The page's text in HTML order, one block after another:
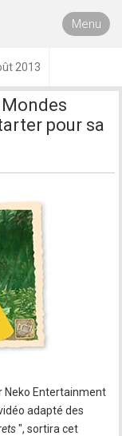
Menu
2013
pour sa
Neko Entertainment
adapté des
", sortira cet